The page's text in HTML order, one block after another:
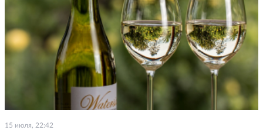
15 июля, 22:42